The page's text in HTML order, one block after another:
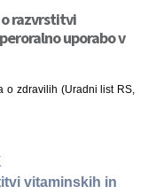
razvrstitvi
uporabo v
o zdravilih (Uradni list RS,
vitaminskih in